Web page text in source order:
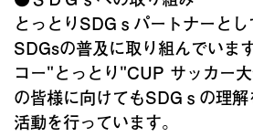
とっとりSDGｓパートナーと
SDGsの普及に取り組んでいま
コー"とっとり"CUP サッカー
の皆様に向けてもSDGｓの理解
活動を行っています。